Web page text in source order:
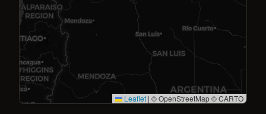
Leaflet | © OpenStreetMap © CARTO